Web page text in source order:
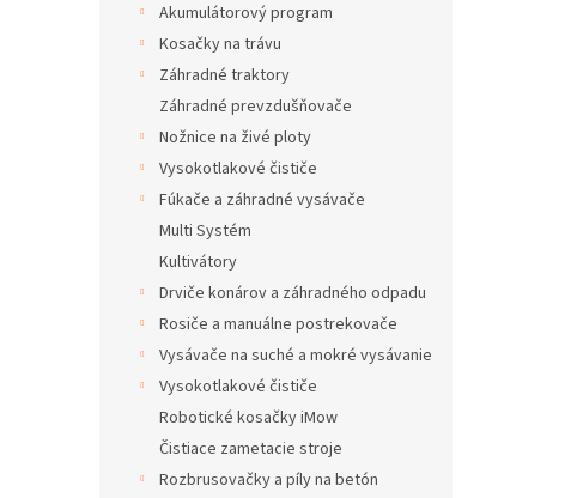
Akumulátorový program
Kosačky na trávu
Záhradné traktory
Záhradné prevzdušňovače
Nožnice na živé ploty
Vysokotlakové čističe
Fúkače a záhradné vysávače
Multi Systém
Kultivátory
Drviče konárov a záhradného odpadu
Rosiče a manuálne postrekovače
Vysávače na suché a mokré vysávanie
Vysokotlakové čističe
Robotické kosačky iMow
Čistiace zametacie stroje
Rozbrusovačky a píly na betón